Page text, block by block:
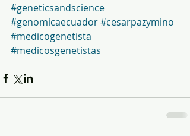
#geneticsandscience
#genomicaecuador#cesarpazymino
#medicogenetista
#medicosgenetistas